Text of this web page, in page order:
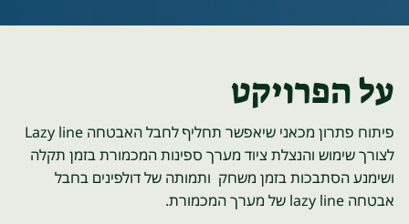
על הפרויקט
פיתוח פתרון מכאני שיאפשר תחליף לחבל האבטחה Lazy line
לצורך שימוש והנצלת ציוד מערך ספינות המכמורת בזמן תקלה
ושימנע הסתבכות בזמן משחק ותמותה של דולפינים בחבל
אבטחה lazy line של מערך המכמורת.